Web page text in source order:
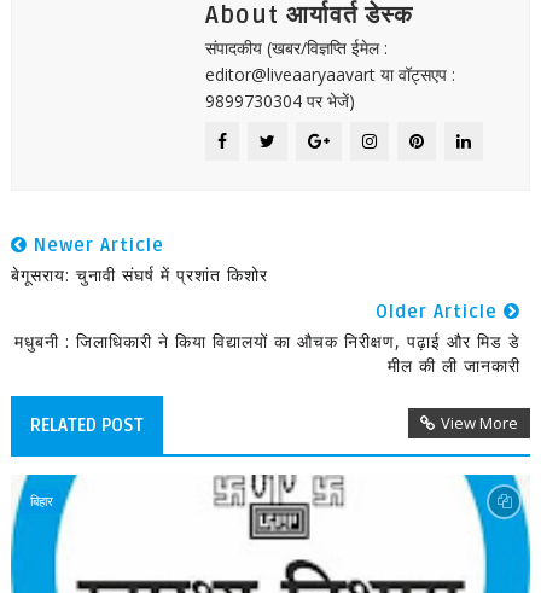
About आर्यावर्त डेस्क
संपादकीय (खबर/विज्ञप्ति ईमेल :
editor@liveaaryaavart या वॉट्सएप :
9899730304 पर भेजें)
Newer Article
बेगूसराय: चुनावी संघर्ष में प्रशांत किशोर
Older Article
मधुबनी : जिलाधिकारी ने किया विद्यालयों का औचक निरीक्षण, पढ़ाई और मिड डे
मील की ली जानकारी
RELATED POST View More
बिहार